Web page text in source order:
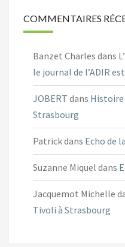
COMMENTAIRES
Banzet Charles dans
le journal de l’ADIR
JOBERT dans Histoire
Strasbourg
Patrickdans Echo de
Suzanne Miquel dans
Jacquemot Michelle
Tivoli à Strasbourg